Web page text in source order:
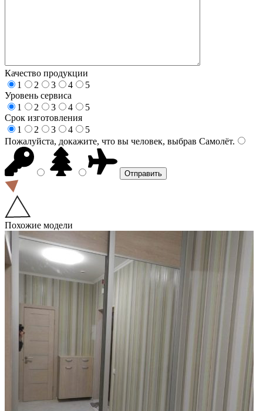
Качество продукции
1
2 3 4
5
Уровень сервиса
1
2 3 4
5
Срок изготовления
1
2 3 4
5
Пожалуйста, докажите, что вы человек, выбрав Самолёт.
Похожие модели